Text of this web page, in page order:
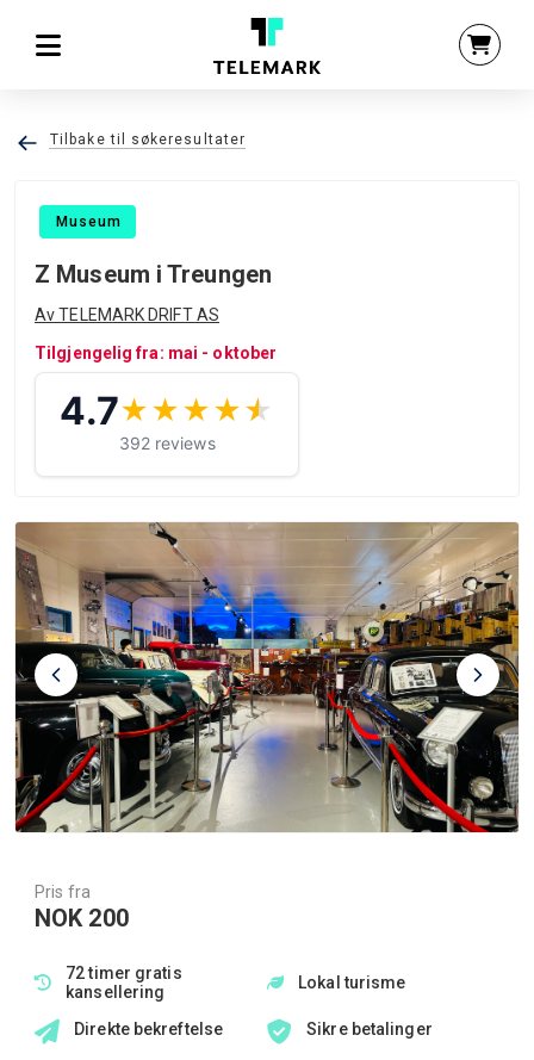
Tilbake til søkeresultater
Museum
Z Museum i Treungen
Av TELEMARK DRIFT AS
Tilgjengelig fra: mai - oktober
Pris fra
NOK 200
72 timer gratis
kansellering
Lokal turisme
Direkte bekreftelse Sikre betalinger